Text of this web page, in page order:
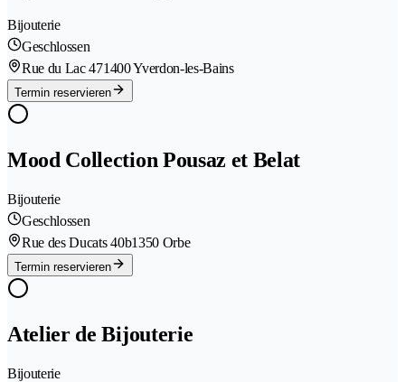
Bijouterie
Geschlossen
Rue du Lac 471400 Yverdon-les-Bains
Termin reservieren
Mood Collection Pousaz et Belat
Bijouterie
Geschlossen
Rue des Ducats 40b1350 Orbe
Termin reservieren
Atelier de Bijouterie
Bijouterie